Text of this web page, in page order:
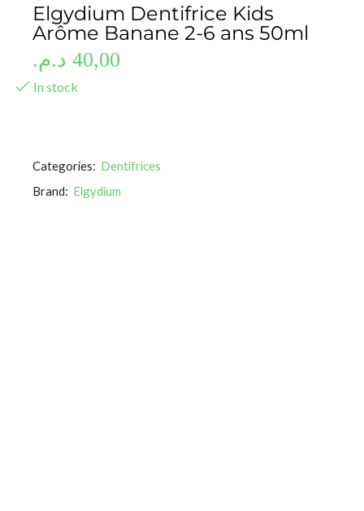
Elgydium Dentifrice Kids
Arôme Banane 2-6 ans 50ml
40,00 د.م.
In stock
Categories: Dentifrices
Brand: Elgydium